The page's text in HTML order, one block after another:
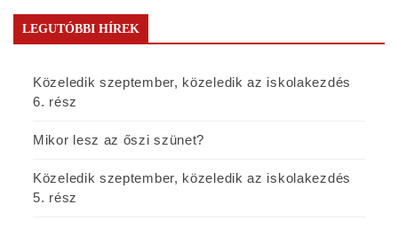
LEGUTÓBBI HÍREK
Közeledik szeptember, közeledik az iskolakezdés
6. rész
Mikor lesz az őszi szünet?
Közeledik szeptember, közeledik az iskolakezdés
5. rész